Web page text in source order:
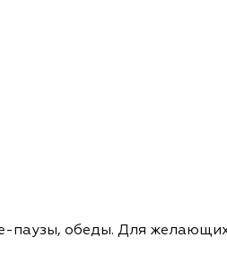
паузы, обеды. Для